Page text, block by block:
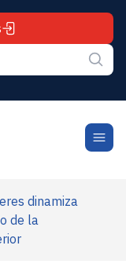
dinamiza
de la